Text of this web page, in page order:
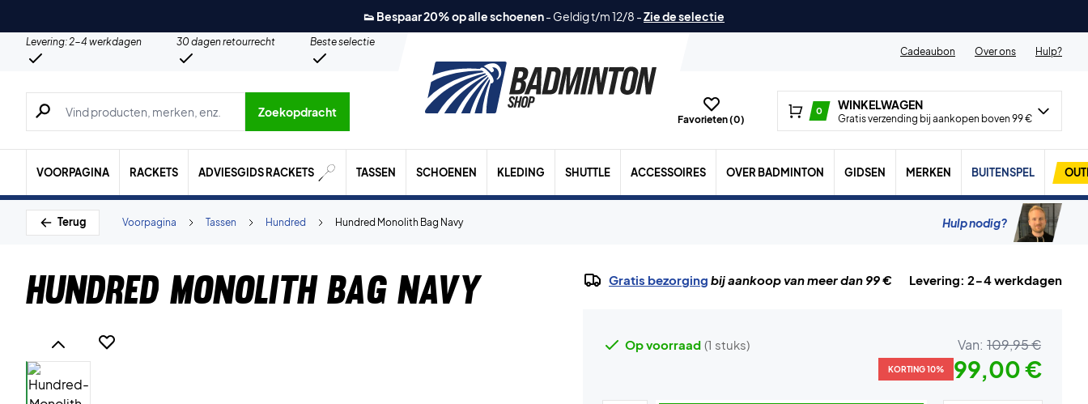
👟 Bespaar 20% op alle schoenen- Geldig t/m 12/8 -Zie de selectie
Levering: 2-4 werkdagen 30 dagen retourrecht
Beste selectie
Cadeaubon
Over ons Hulp?
Zoeken naar producten, merken etc.
Zoekopdracht
Favorieten (0)
0 WINKELWAGEN
Gratis verzending bij aankopen boven 99 €
VOORPAGINA RACKETS ADVIESGIDS RACKETS TASSEN SCHOENEN KLEDING SHUTTLE ACCESSOIRES OVER BADMINTON GIDSEN MERKEN BUITENSPEL
Terug Hundred Monolith Bag Navy
Hundred
Tassen
Voorpagina Hulp nodig?
Hundred Monolith Bag Navy Gratis bezorging bij aankoop van meer dan 99 € Levering: 2-4 werkdagen
Op voorraad (1 stuks) Van: 109,95 €
KORTING 10% 99,00 €